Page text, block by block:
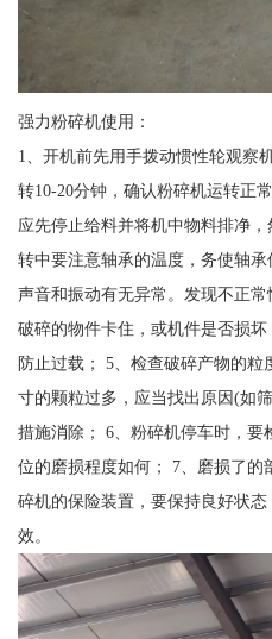
强力粉碎机使用：
1、开机前先用手拨动惯性轮观察
转10-20分钟，确认粉碎机运转正
应先停止给料并将机中物料排净
转中要注意轴承的温度，务使轴
声音和振动有无异常。发现不正
破碎的物件卡住，或机件是否损坏
防止过载； 5、检查破碎产物的
寸的颗粒过多，应当找出原因(如
措施消除； 6、粉碎机停车时，
位的磨损程度如何； 7、磨损了
碎机的保险装置，要保持良好状
效。